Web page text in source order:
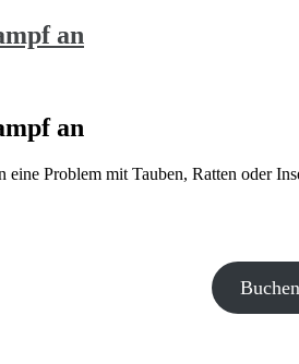
an
an
eine Problem mit Tauben, Ratten oder